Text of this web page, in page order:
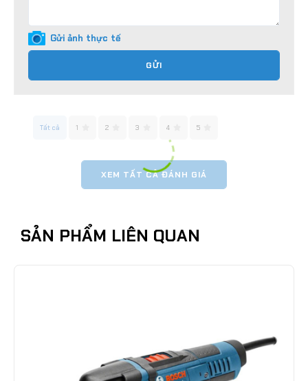
Gửi ảnh thực tế
GỬI
Tất cả 1 2 3 4 5
XEM TẤT CẢ ĐÁNH GIÁ
SẢN PHẨM LIÊN QUAN